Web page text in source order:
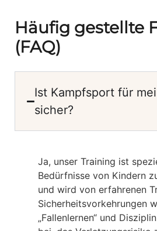
Häufig gestellte
(FAQ)
Ist Kampfsport für
sicher?
Ja, unser Training ist
Bedürfnisse von Kindern
und wird von erfahrenen
Sicherheitsvorkehrungen
„Fallenlernen“ und